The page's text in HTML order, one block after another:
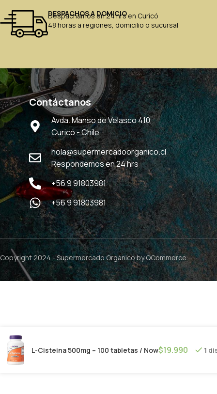
DESPACHOS A DOMICIO
Despachamos en 24 hrs en Curicó
48 horas a regiones, domicilio o sucursal
Contáctanos
Avda. Manso de Velasco 410,
Curicó - Chile
hola@supermercadoorganico.cl
Respondemos en 24 hrs
+56 9 91803981
+56 9 91803981
Copyright 2024 -Supermercado Orgánicoby QCommerce
L-Cisteina 500mg – 100 tabletas / Now$19.990 1